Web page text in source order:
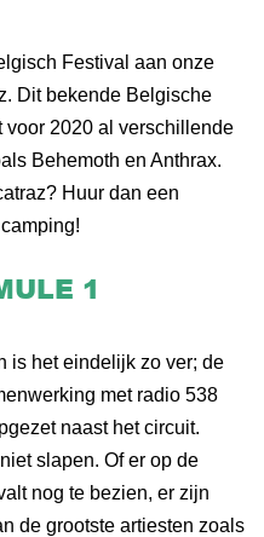
Festival aan onze
Dit bekende Belgische
voor 2020 al verschillende
Behemoth en Anthrax.
Huur dan een
1
is het eindelijk zo ver; de
met radio 538
naast het circuit.
slapen. Of er op de
nog te bezien, er zijn
de grootste artiesten zoals